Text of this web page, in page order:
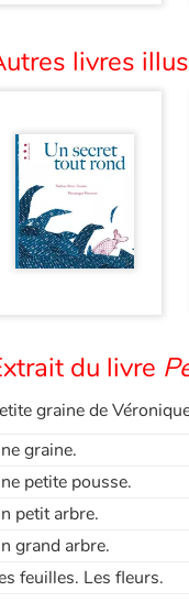
livres
du livre
graine de
graine.
petite pousse.
petit arbre.
grand arbre.
feuilles. Les fleurs.